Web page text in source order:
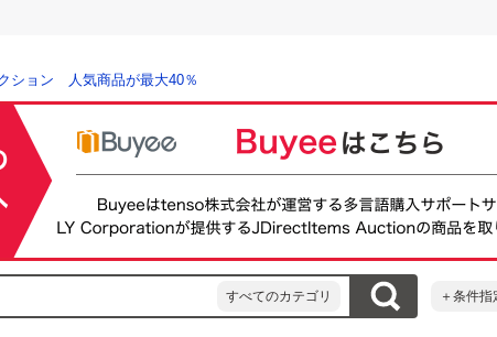
ション 人気商品が最大40％
すべてのカテゴリ ＋条件指